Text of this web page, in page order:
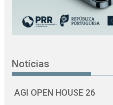
Notícias
AGI OPEN HOUSE 26